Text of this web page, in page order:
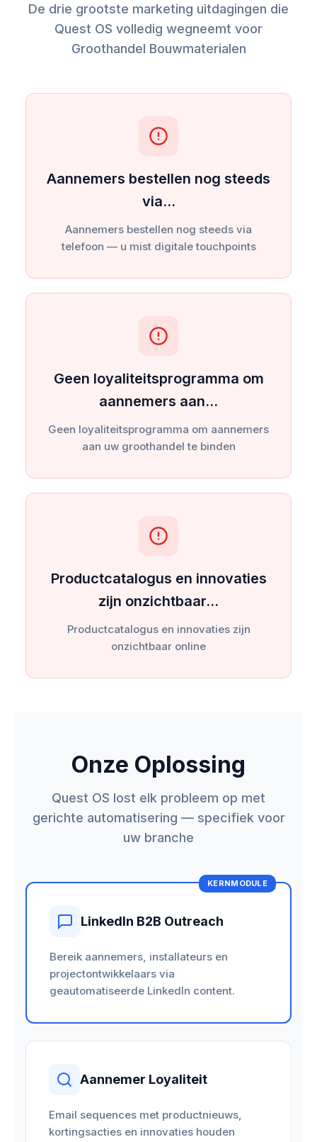
De drie grootste marketing uitdagingen die
Quest OS volledig wegneemt voor
Groothandel Bouwmaterialen
Aannemers bestellen nog steeds
via…
Aannemers bestellen nog steeds via
telefoon — u mist digitale touchpoints
Geen loyaliteitsprogramma om
aannemers aan…
Geen loyaliteitsprogramma om aannemers
aan uw groothandel te binden
Productcatalogus en innovaties
zijn onzichtbaar…
Productcatalogus en innovaties zijn
onzichtbaar online
Onze Oplossing
Quest OS lost elk probleem op met
gerichte automatisering — specifiek voor
uw branche
KERNMODULE
LinkedIn B2B Outreach
Bereik aannemers, installateurs en
projectontwikkelaars via
geautomatiseerde LinkedIn content.
Aannemer Loyaliteit
Email sequences met productnieuws,
kortingsacties en innovaties houden